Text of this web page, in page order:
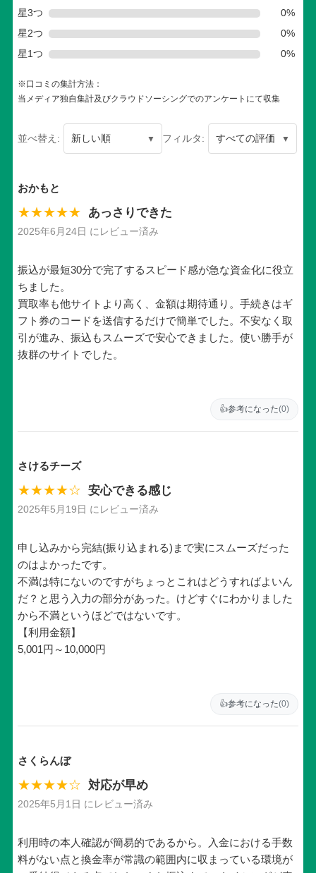
星3つ
0%
星2つ
0%
星1つ
0%
※口コミの集計方法：
当メディア独自集計及びクラウドソーシングでのアンケートにて収集
並べ替え: フィルタ:
おかもと
★★★★★ あっさりできた
2025年6月24日 にレビュー済み
振込が最短30分で完了するスピード感が急な資金化に役立
ちました。
買取率も他サイトより高く、金額は期待通り。手続きはギ
フト券のコードを送信するだけで簡単でした。不安なく取
引が進み、振込もスムーズで安心できました。使い勝手が
抜群のサイトでした。
👍参考になった(0)
さけるチーズ
★★★★☆ 安心できる感じ
2025年5月19日 にレビュー済み
申し込みから完結(振り込まれる)まで実にスムーズだった
のはよかったです。
不満は特にないのですがちょっとこれはどうすればよいん
だ？と思う入力の部分があった。けどすぐにわかりました
から不満というほどではないです。
【利用金額】
5,001円～10,000円
👍参考になった(0)
さくらんぼ
★★★★☆ 対応が早め
2025年5月1日 にレビュー済み
利用時の本人確認が簡易的であるから。入金における手数
料がない点と換金率が常識の範囲内に収まっている環境が